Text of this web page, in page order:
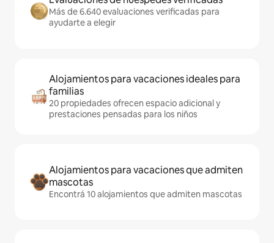
Más de 6.640 evaluaciones verificadas para
ayudarte a elegir
Alojamientos para vacaciones ideales para
familias
20 propiedades ofrecen espacio adicional y
prestaciones pensadas para los niños
Alojamientos para vacaciones que admiten
mascotas
Encontrá 10 alojamientos que admiten mascotas